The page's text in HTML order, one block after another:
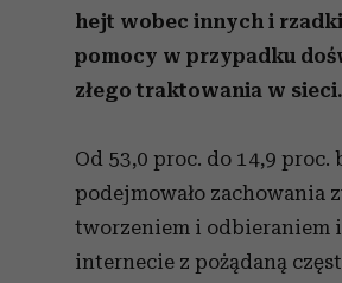
hejt wobec innych i
pomocy w przypadku
złego traktowania w sieci.
Od 53,0 proc. do 14,9 proc.
podejmowało zachowania
tworzeniem i odbieraniem
internecie z pożądaną